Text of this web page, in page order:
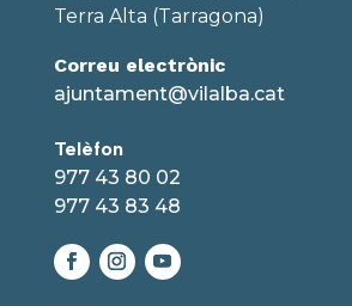
Terra Alta (Tarragona)
Correu electrònic
ajuntament@vilalba.cat
Telèfon
977 43 80 02
977 43 83 48